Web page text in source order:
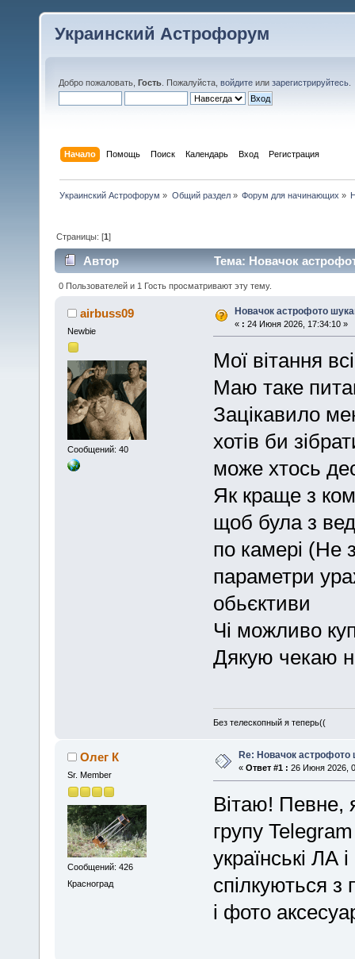
Украинский Астрофорум
Добро пожаловать, Гость . Пожалуйста, войдите или зарегистрируйтесь
Начало Помощь Поиск Календарь Вход Регистрация
Украинский Астрофорум » Общий раздел» Форум для начинающих »
Страницы: [1]
Автор Тема: Новачок
0 Пользователей и 1 Гость просматривают эту тему.
airbuss09
Newbie
Сообщений: 40
Новачок астрофото
« : 24 Июня 2026, 17:34:10 »
Мої вітання
Маю таке
Зацікавило
хотів би
може хтось
Як краще з
щоб була з
по камері (Не
параметри
обьєктиви
Чі можливо
Дякую чекаю
Без телескопный я теперь((
Олег К
Sr. Member
Сообщений: 426
Красноград
Re: Новачок астрофото
« Ответ #1 : 26 Июня 2026,
Вітаю! Певне,
групу
українські ЛА
спілкуються з
і фото